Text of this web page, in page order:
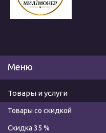
Товары и услуги
Товары со скидкой
Скидка 35 %